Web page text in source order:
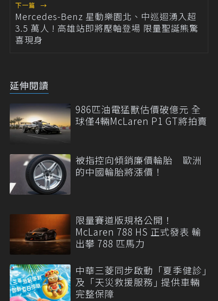
下一篇 →
Mercedes-Benz 星動樂園北、中巡迴湧入超
3.5 萬人 ! 高雄站即將壓軸登場 限量聖誕熊驚
喜現身
延伸閱讀
986匹油電猛獸估價破億元 全
球僅4輛McLaren P1 GT將拍賣
被指控向傾銷廉價輪胎 歐洲
的中國輪胎將漲價！
限量賽道版規格公開！
McLaren 788 HS 正式發表 輸
出攀 788 匹馬力
中華三菱同步啟動「夏季健診｣
及「天災救援服務｣ 提供車輛
完整保障